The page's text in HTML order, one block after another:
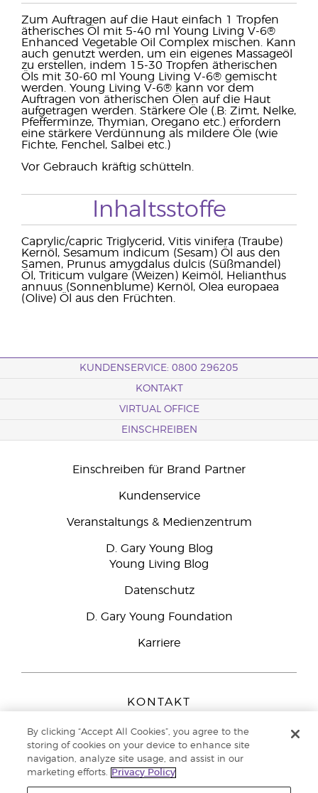
Zum Auftragen auf die Haut einfach 1 Tropfen
ätherisches Öl mit 5-40 ml Young Living V-6®
Enhanced Vegetable Oil Complex mischen. Kann
auch genutzt werden, um ein eigenes Massageöl
zu erstellen, indem 15-30 Tropfen ätherischen
Öls mit 30-60 ml Young Living V-6® gemischt
werden. Young Living V-6® kann vor dem
Auftragen von ätherischen Ölen auf die Haut
aufgetragen werden. Stärkere Öle (.B: Zimt, Nelke,
Pfefferminze, Thymian, Oregano etc.) erfordern
eine stärkere Verdünnung als mildere Öle (wie
Fichte, Fenchel, Salbei etc.)
Vor Gebrauch kräftig schütteln.
Inhaltsstoffe
Caprylic/capric Triglycerid, Vitis vinifera (Traube)
Kernöl, Sesamum indicum (Sesam) Öl aus den
Samen, Prunus amygdalus dulcis (Süßmandel)
Öl, Triticum vulgare (Weizen) Keimöl, Helianthus
annuus (Sonnenblume) Kernöl, Olea europaea
(Olive) Öl aus den Früchten.
KUNDENSERVICE: 0800 296205
KONTAKT
VIRTUAL OFFICE
EINSCHREIBEN
Einschreiben für Brand Partner
Kundenservice
Veranstaltungs & Medienzentrum
D. Gary Young Blog
Young Living Blog
Datenschutz
D. Gary Young Foundation
Karriere
KONTAKT
Peizerweg 97
9727 AJ Groningen
Netherlands
Kundenservice:0800-296205
By clicking “Accept All Cookies”, you agree to the
storing of cookies on your device to enhance site
navigation, analyze site usage, and assist in our
marketing efforts.
Privacy Policy